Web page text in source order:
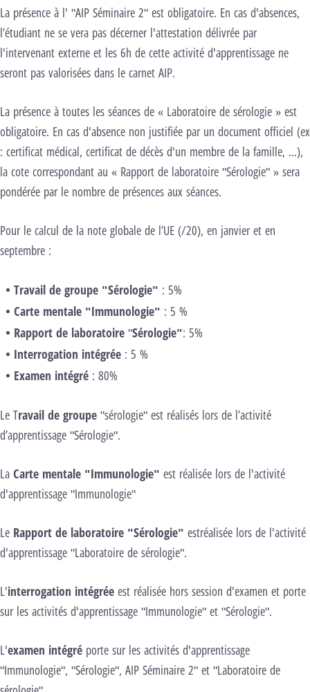
La présence à l' "AIP Séminaire 2" est obligatoire. En cas d'absences,
l’étudiant ne se vera pas décerner l'attestation délivrée par
l'intervenant externe et les 6h de cette activité d'apprentissage ne
seront pas valorisées dans le carnet AIP.
La présence à toutes les séances de « Laboratoire de sérologie » est
obligatoire. En cas d'absence non justifiée par un document officiel (ex
: certificat médical, certificat de décès d'un membre de la famille, ...),
la cote correspondant au « Rapport de laboratoire "Sérologie" » sera
pondérée par le nombre de présences aux séances.
Pour le calcul de la note globale de l’UE (/20), en janvier et en
septembre :
Travail de groupe "Sérologie" : 5%
Carte mentale "Immunologie" : 5 %
Rapport de laboratoire "Sérologie": 5%
Interrogation intégrée : 5 %
Examen intégré : 80%
Le Travail de groupe "sérologie" est réalisés lors de l’activité
d’apprentissage "Sérologie".
La Carte mentale "Immunologie" est réalisée lors de l'activité
d'apprentissage "Immunologie"
Le Rapport de laboratoire "Sérologie" estréalisée lors de l'activité
d'apprentissage "Laboratoire de sérologie".
L'interrogation intégrée est réalisée hors session d'examen et porte
sur les activités d'apprentissage "Immunologie" et "Sérologie".
L'examen intégré porte sur les activités d'apprentissage
"Immunologie", "Sérologie", AIP Séminaire 2" et "Laboratoire de